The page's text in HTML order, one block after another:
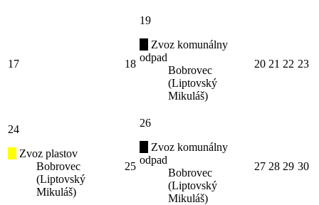
17 18
19
Zvoz komunálny
odpad
Bobrovec
(Liptovský
Mikuláš)
20 21 22 23
24
Zvoz plastov
Bobrovec
(Liptovský
Mikuláš)
25
26
Zvoz komunálny
odpad
Bobrovec
(Liptovský
Mikuláš)
27 28 29 30